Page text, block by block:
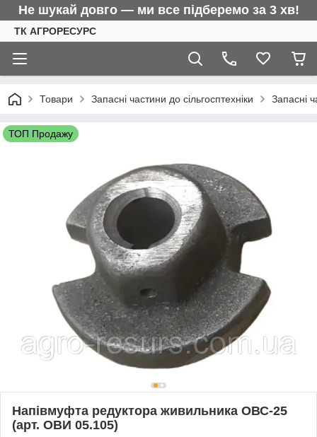
Не шукай довго — ми все підберемо за 3 хв!
ТК АГРОРЕСУРС
Товари Запасні частини до сільгосптехніки Запасні
ТОП Продажу
Напівмуфта редуктора живильника ОВС-25
(арт. ОВИ 05.105)